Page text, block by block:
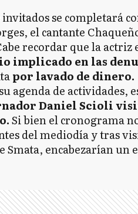
invitados se completará
el cantante
recordar que la actriz
implicado en las
por lavado de dinero.
agenda de actividades,
Daniel Scioli
Si bien el cronograma
del mediodía y tras
Smata, encabezarían un